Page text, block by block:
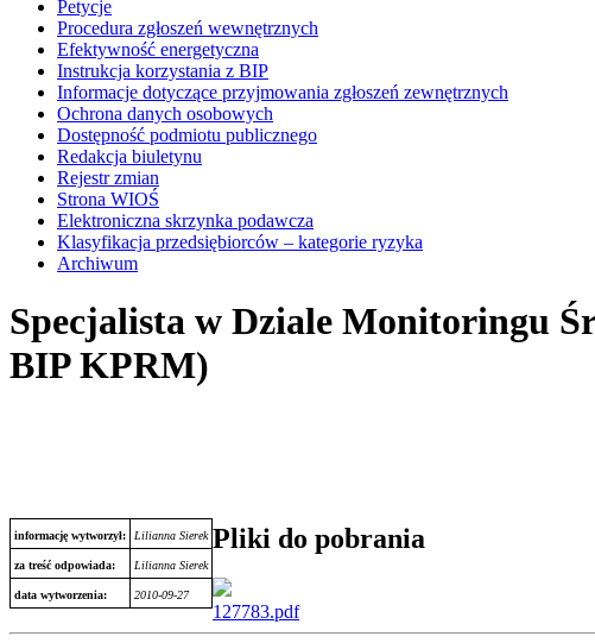
Petycje
Procedura zgłoszeń wewnętrznych
Efektywność energetyczna
Instrukcja korzystania z BIP
Informacje dotyczące przyjmowania zgłoszeń zewnętrznych
Ochrona danych osobowych
Dostępność podmiotu publicznego
Redakcja biuletynu
Rejestr zmian
Strona WIOŚ
Elektroniczna skrzynka podawcza
Klasyfikacja przedsiębiorców – kategorie ryzyka
Archiwum
Specjalista w Dziale Monitoringu
BIP KPRM)
informację wytworzył: Lilianna Sierek
za treść odpowiada: Lilianna Sierek
data wytworzenia: 2010-09-27
Pliki do pobrania
127783.pdf